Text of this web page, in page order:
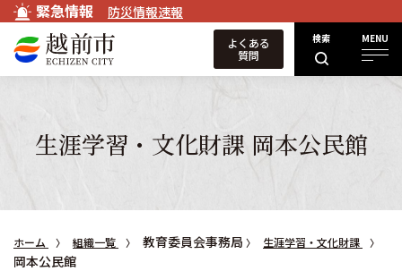
緊急情報 防災情報速報
検索 MENU
よくある
質問
生涯学習・文化財課 岡本公民館
ホーム 組織一覧 教育委員会事務局 生涯学習・文化財課
岡本公民館